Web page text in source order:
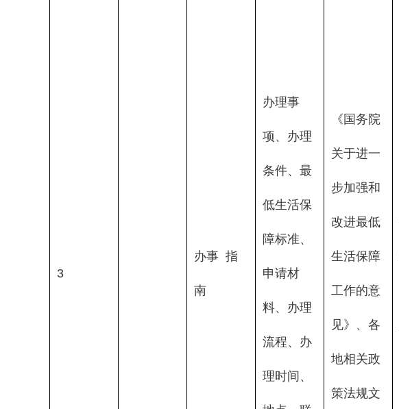
3
办事  指
南
办理事
项、办理
条件、最
低生活保
障标准、
申请材
料、办理
流程、办
理时间、
《国务院
关于进一
步加强和
改进最低
生活保障
工作的意
见》、各
地相关政
策法规文